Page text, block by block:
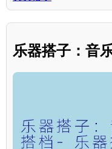
乐器搭子：音